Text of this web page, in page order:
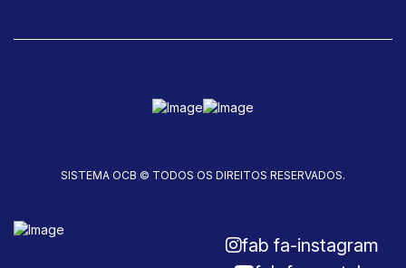
SISTEMA OCB © TODOS OS DIREITOS RESERVADOS.
fab fa-instagram